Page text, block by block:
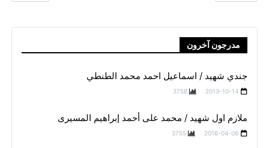
مدرجون آخرون
جندي شهيد / اسماعيل احمد محمد الطنطي
2013-10-14
3758
ملازم اول شهيد / محمد على أحمد إبراهيم المسيرى
2016-04-06
3755